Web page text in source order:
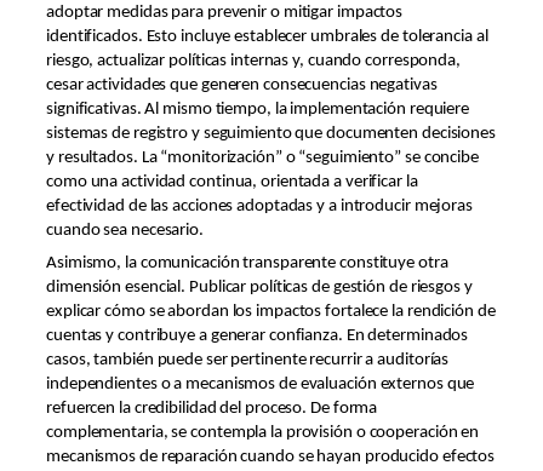
adoptar medidas para prevenir o mitigar impactos
identificados. Esto incluye establecer umbrales de tolerancia al
riesgo, actualizar políticas internas y, cuando corresponda,
cesar actividades que generen consecuencias negativas
significativas. Al mismo tiempo, la implementación requiere
sistemas de registro y seguimiento que documenten decisiones
y resultados. La “monitorización” o “seguimiento” se concibe
como una actividad continua, orientada a verificar la
efectividad de las acciones adoptadas y a introducir mejoras
cuando sea necesario.
Asimismo, la comunicación transparente constituye otra
dimensión esencial. Publicar políticas de gestión de riesgos y
explicar cómo se abordan los impactos fortalece la rendición de
cuentas y contribuye a generar confianza. En determinados
casos, también puede ser pertinente recurrir a auditorías
independientes o a mecanismos de evaluación externos que
refuercen la credibilidad del proceso. De forma
complementaria, se contempla la provisión o cooperación en
mecanismos de reparación cuando se hayan producido efectos